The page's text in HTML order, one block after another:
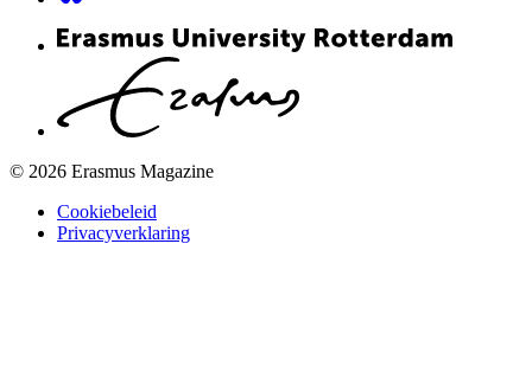
© 2026 Erasmus Magazine
Cookiebeleid
Privacyverklaring